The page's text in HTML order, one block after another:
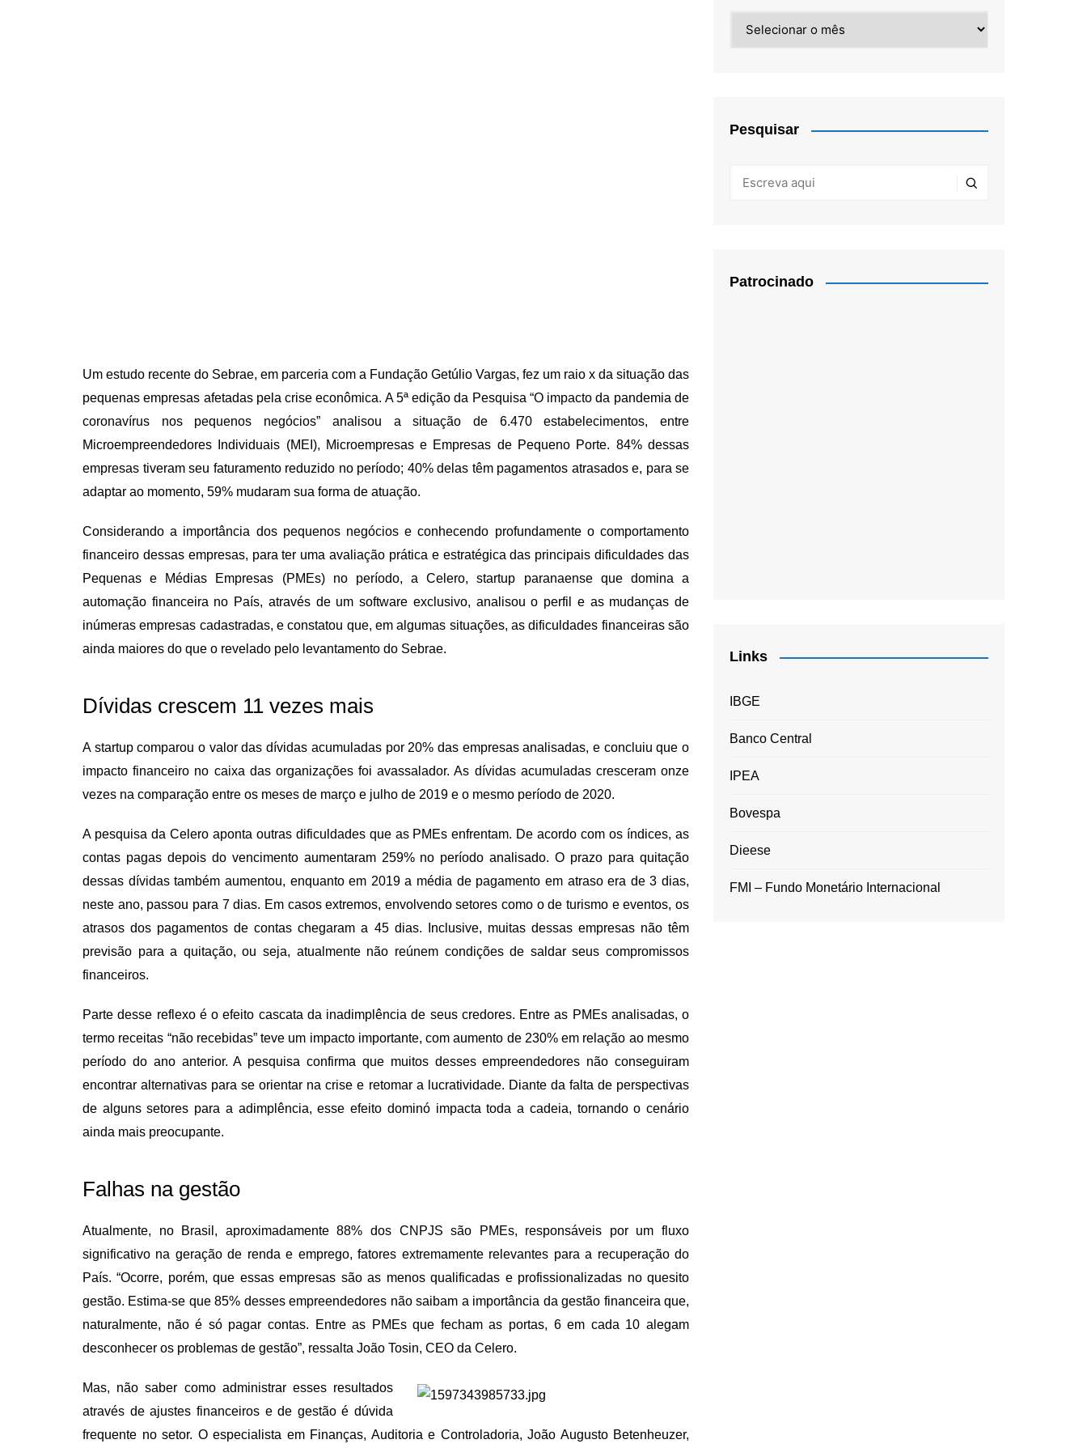
Um estudo recente do Sebrae, em parceria com a Fundação Getúlio Vargas, fez um raio x da situação das
pequenas empresas afetadas pela crise econômica. A 5ª edição da Pesquisa “O impacto da pandemia de
coronavírus nos pequenos negócios” analisou a situação de 6.470 estabelecimentos, entre
Microempreendedores Individuais (MEI), Microempresas e Empresas de Pequeno Porte. 84% dessas
empresas tiveram seu faturamento reduzido no período; 40% delas têm pagamentos atrasados e, para se
adaptar ao momento, 59% mudaram sua forma de atuação.
Considerando a importância dos pequenos negócios e conhecendo profundamente o comportamento
financeiro dessas empresas, para ter uma avaliação prática e estratégica das principais dificuldades das
Pequenas e Médias Empresas (PMEs) no período, a Celero, startup paranaense que domina a
automação financeira no País, através de um software exclusivo, analisou o perfil e as mudanças de
inúmeras empresas cadastradas, e constatou que, em algumas situações, as dificuldades financeiras são
ainda maiores do que o revelado pelo levantamento do Sebrae.
Dívidas crescem 11 vezes mais
A startup comparou o valor das dívidas acumuladas por 20% das empresas analisadas, e concluiu que o
impacto financeiro no caixa das organizações foi avassalador. As dívidas acumuladas cresceram onze
vezes na comparação entre os meses de março e julho de 2019 e o mesmo período de 2020.
A pesquisa da Celero aponta outras dificuldades que as PMEs enfrentam. De acordo com os índices, as
contas pagas depois do vencimento aumentaram 259% no período analisado. O prazo para quitação
dessas dívidas também aumentou, enquanto em 2019 a média de pagamento em atraso era de 3 dias,
neste ano, passou para 7 dias. Em casos extremos, envolvendo setores como o de turismo e eventos, os
atrasos dos pagamentos de contas chegaram a 45 dias. Inclusive, muitas dessas empresas não têm
previsão para a quitação, ou seja, atualmente não reúnem condições de saldar seus compromissos
financeiros.
Parte desse reflexo é o efeito cascata da inadimplência de seus credores. Entre as PMEs analisadas, o
termo receitas “não recebidas” teve um impacto importante, com aumento de 230% em relação ao mesmo
período do ano anterior. A pesquisa confirma que muitos desses empreendedores não conseguiram
encontrar alternativas para se orientar na crise e retomar a lucratividade. Diante da falta de perspectivas
de alguns setores para a adimplência, esse efeito dominó impacta toda a cadeia, tornando o cenário
ainda mais preocupante.
Falhas na gestão
Atualmente, no Brasil, aproximadamente 88% dos CNPJS são PMEs, responsáveis por um fluxo
significativo na geração de renda e emprego, fatores extremamente relevantes para a recuperação do
País. “Ocorre, porém, que essas empresas são as menos qualificadas e profissionalizadas no quesito
gestão. Estima-se que 85% desses empreendedores não saibam a importância da gestão financeira que,
naturalmente, não é só pagar contas. Entre as PMEs que fecham as portas, 6 em cada 10 alegam
desconhecer os problemas de gestão”, ressalta João Tosin, CEO da Celero.
Mas, não saber como administrar esses resultados
através de ajustes financeiros e de gestão é dúvida
frequente no setor. O especialista em Finanças, Auditoria e Controladoria, João Augusto Betenheuzer,
Pesquisar
Patrocinado
Links
IBGE
Banco Central
IPEA
Bovespa
Dieese
FMI – Fundo Monetário Internacional